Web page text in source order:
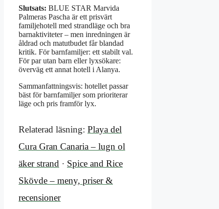
Slutsats: BLUE STAR Marvida
Palmeras Pascha är ett prisvärt
familjehotell med strandläge och bra
barnaktiviteter – men inredningen är
åldrad och matutbudet får blandad
kritik. För barnfamiljer: ett stabilt val.
För par utan barn eller lyxsökare:
överväg ett annat hotell i Alanya.
Sammanfattningsvis: hotellet passar
bäst för barnfamiljer som prioriterar
läge och pris framför lyx.
Relaterad läsning: Playa del
Cura Gran Canaria – lugn ol
äker strand · Spice and Rice
Skövde – meny, priser &
recensioner